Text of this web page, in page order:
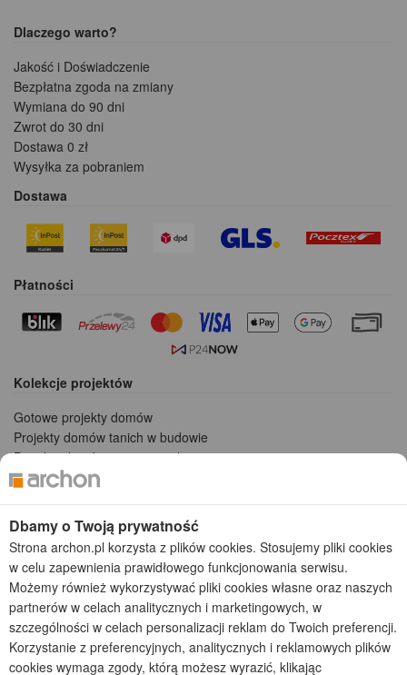
Dlaczego warto?
Jakość i Doświadczenie
Bezpłatna zgoda na zmiany
Wymiana do 90 dni
Zwrot do 30 dni
Dostawa 0 zł
Wysyłka za pobraniem
Dostawa
Płatności
Kolekcje projektów
Gotowe projekty domów
Projekty domów tanich w budowie
Projekty domów szeregowych
Projekty małych domów (do 150 m2)
Projekty domów bliźniaczych
Projekty domów nowoczesnych
Projekty domów parterowych
2026 © ARCHON+ Biuro Projektów - Tradycyjne i nowoczesne gotowe
projekty domów - autorska pracownia architektoniczna założona w 1990r.
przez arch. Barbarę Mendel
Z uwagi na ciągłe doskonalenie procesu powstawania projektów (zgodnie z
normą ISO 9001), prezentowane na stronie projekty domów mogą
Dbamy o Twoją prywatność
Strona archon.pl korzysta z plików cookies. Stosujemy pliki cookies
w celu zapewnienia prawidłowego funkcjonowania serwisu.
Możemy również wykorzystywać pliki cookies własne oraz naszych
partnerów w celach analitycznych i marketingowych, w
szczególności w celach personalizacji reklam do Twoich preferencji.
Korzystanie z preferencyjnych, analitycznych i reklamowych plików
cookies wymaga zgody, którą możesz wyrazić, klikając